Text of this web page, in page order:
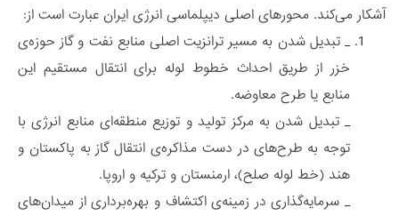
آشکار می‌کند. محورهای اصلی دیپلماسی انرژی ایران عبارت است از:
_ تبدیل شدن به مسیر ترانزیت اصلی منابع نفت و گاز حوزه‌ی
خزر از طریق احداث خطوط لوله برای انتقال مستقیم این
منابع یا طرح معاوضه.
_ تبدیل شدن به مرکز تولید و توزیع منطقه‌ای منابع انرژی با
توجه به طرح‌های در دست مذاکره‌ی انتقال گاز به پاکستان و
هند (خط لوله صلح)، ارمنستان و ترکیه و اروپا.
_ سرمایه‌گذاری در زمینه‌ی اکتشاف و بهره‌برداری از میدان‌های